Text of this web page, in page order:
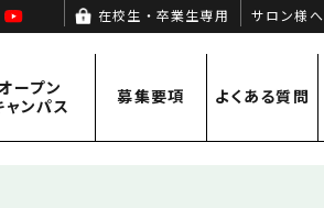
YouTube 在校生・卒業生専用 サロン様へ
ープン
ャンパス
募集要項 よくある質問